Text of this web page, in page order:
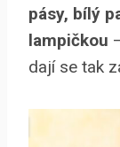
pásy, bílý
lampičkou
dají se tak